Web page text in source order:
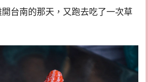
台南的那天，又跑去吃了一次草